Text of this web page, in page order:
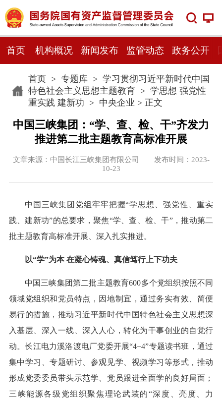
首页 机构概况 新闻发布 监管动态 政务公开
首页> 专题库> 学习贯彻习近平新时代中国
特色社会主义思想主题教育> 学思想 强党性
重实践 建新功 > 中央企业 > 正文
中国三峡集团：“学、查、检、干”齐发力
推进第二批主题教育高标准开展
文章来源：中国长江三峡集团有限公司 发布时间：2023-
10-23
中国三峡集团党组牢牢把握“学思想、强党性、重实
践、建新功”的总要求，聚焦“学、查、检、干”，推动第二
批主题教育高标准开展、深入扎实推进。
以“学”为本 在凝心铸魂、真信笃行上下功夫
中国三峡集团第二批主题教育600多个党组织按照不同
领域党组织和党员特点，因地制宜，通过务实有效、简便
易行的措施，推动习近平新时代中国特色社会主义思想深
入基层、深入一线、深入人心，转化为干事创业的自觉行
动。长江电力溪洛渡电厂党委开展“4+4”专题读书班，通过
集中学习、专题研讨、参观见学、视频学习等形式，推动
形成党委委员带头示范学、党员跟进全面学的良好局面；
三峡能源各级党组织聚焦理论武装的“深度、亮度、力